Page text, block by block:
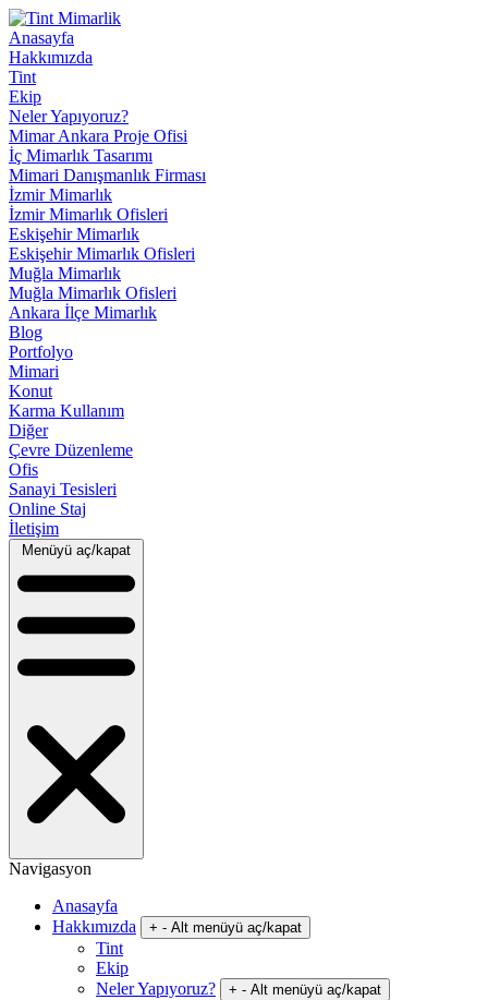
Anasayfa
Hakkımızda
Tint
Ekip
Neler Yapıyoruz?
Mimar Ankara Proje Ofisi
İç Mimarlık Tasarımı
Mimari Danışmanlık Firması
İzmir Mimarlık
İzmir Mimarlık Ofisleri
Eskişehir Mimarlık
Eskişehir Mimarlık Ofisleri
Muğla Mimarlık
Muğla Mimarlık Ofisleri
Ankara İlçe Mimarlık
Blog
Portfolyo
Mimari
Konut
Karma Kullanım
Diğer
Çevre Düzenleme
Ofis
Sanayi Tesisleri
Online Staj
İletişim
Menüyü aç/kapat
Navigasyon
Anasayfa
Hakkımızda
+ - Alt menüyü aç/kapat
Tint
Ekip
Neler Yapıyoruz?
+ - Alt menüyü aç/kapat